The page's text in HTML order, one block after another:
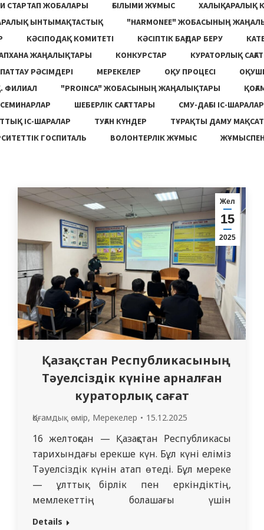
СТАРТАП ЖОБАЛАРЫ
ҒЫЛЫМИ ЖҰМЫС
ХАЛЫҚАРАЛЫҚ
ЫНТЫМАҚТАСТЫҚ
"HARMONEE" ЖОБАСЫНЫҢ
КӘСІПОДАҚ КОМИТЕТІ КӘСІПТІК БАҒДАР БЕРУ
ЖАҢАЛЫҚТАРЫ
КОНКУРСТАР
КУРАТОРЛЫҚ
РӘСІМДЕРІ
МЕРЕКЕЛЕР ОҚУ ПРОЦЕСІ
ФИЛИАЛ
"PROINCA" ЖОБАСЫНЫҢ ЖАҢАЛЫҚТАРЫ
СЕМИНАРЛАР
ШЕБЕРЛІК САҒАТТАРЫ
СМУ-ДАҒЫ ІС-ШАРАЛАР
ІС-ШАРАЛАР
ТУҒАН КҮНДЕР
ТҰРАҚТЫ ДАМУ
ГОСПИТАЛЬ
ВОЛОНТЕРЛІК ЖҰМЫС
Жел
15
2025
Қазақстан Республикасының
Тәуелсіздік күніне арналған
кураторлық сағат
Қоғамдық өмір, Мерекелер 15.12.2025
16 желтоқсан — Қазақстан Республикасы
тарихындағы ерекше күн. Бұл күні еліміз
Тәуелсіздік күнін атап өтеді. Бұл мереке
— ұлттық бірлік пен еркіндіктің,
мемлекеттің болашағы үшін
жауапкершіліктің символы. Осы айтулы
Details